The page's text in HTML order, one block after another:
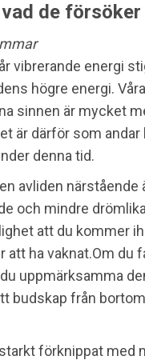
de försöker
vibrerande energi
högre energi. Våra
sinnen är mycket
är därför som andar
denna tid.
avliden närstående
och mindre
att du kommer
att ha vaknat.Om du
uppmärksamma
budskap från
förknippat med